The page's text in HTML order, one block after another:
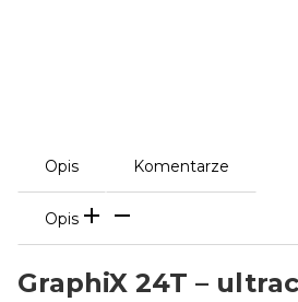
Opis Komentarze
Opis
GraphiX 24T –